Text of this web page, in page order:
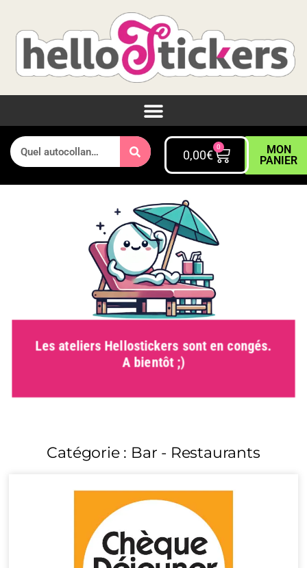
0,00€
0
MON
PANIER
Les ateliers Hellostickers sont en congés.
A bientôt ;)
Catégorie : Bar - Restaurants